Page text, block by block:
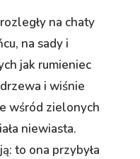
na chaty
na sady i
jak rumieniec
i wiśnie
wśród zielonych
niewiasta.
to ona przybyła